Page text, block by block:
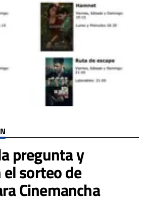
pregunta y
sorteo de
Cinemancha